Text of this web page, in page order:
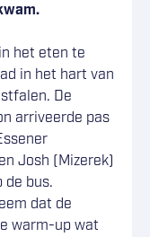
het eten te
in het hart van
De
arriveerde pas
Josh (Mizerek)
de bus.
dat de
warm-up wat